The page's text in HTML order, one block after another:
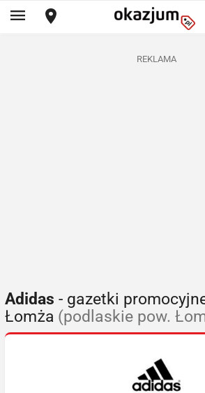
REKLAMA
Adidas - gazetki
Łomża (podlaskie pow.